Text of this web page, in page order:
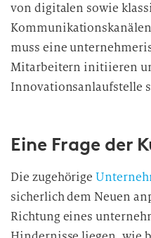
von digitalen sowie
muss eine
Mitarbeitern initiieren
Innovationsanlaufstelle
Eine Frage der
Die zugehörige
sicherlich dem Neuen
Richtung eines